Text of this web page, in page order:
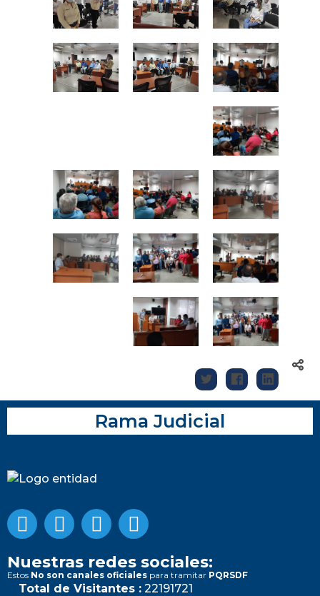
Rama Judicial
Nuestras redes sociales:
Estos No son canales oficiales para tramitar PQRSDF
Total de Visitantes : 22191721